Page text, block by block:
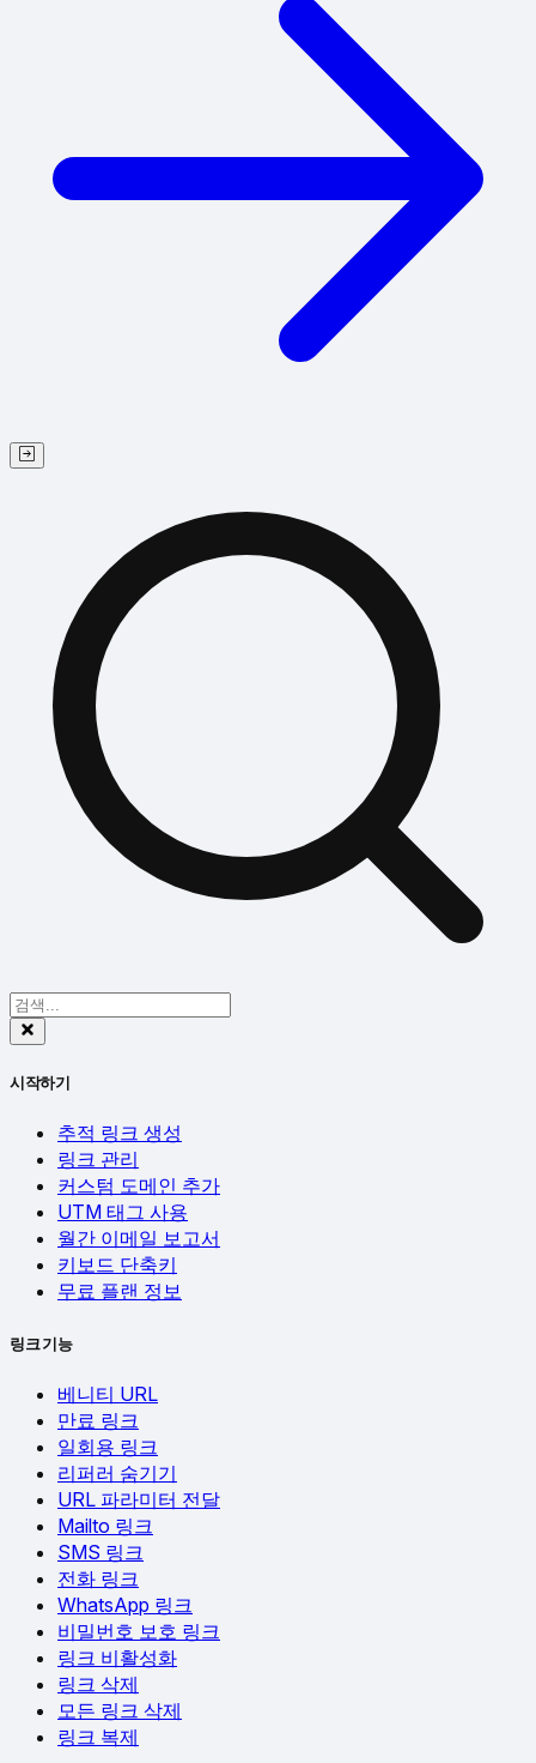
시작하기
추적 링크 생성
링크 관리
커스텀 도메인 추가
UTM 태그 사용
월간 이메일 보고서
키보드 단축키
무료 플랜 정보
링크 기능
베니티 URL
만료 링크
일회용 링크
리퍼러 숨기기
URL 파라미터 전달
Mailto 링크
SMS 링크
전화 링크
WhatsApp 링크
비밀번호 보호 링크
링크 비활성화
링크 삭제
모든 링크 삭제
링크 복제